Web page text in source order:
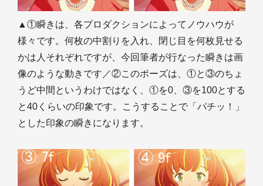
▲①瞬きは、各プロダクションによってノウハウが
様々です。何枚の中割りを入れ、閉じ目を何枚見せる
かは人それぞれですが、今回筆者が行なった瞬きは画
像のような動きです／②このポーズは、①と③のちょ
うど中間というわけではなく、①を0、③を100とする
と40くらいの印象です。こうすることで「パチッ！」
とした印象の瞬きになります。